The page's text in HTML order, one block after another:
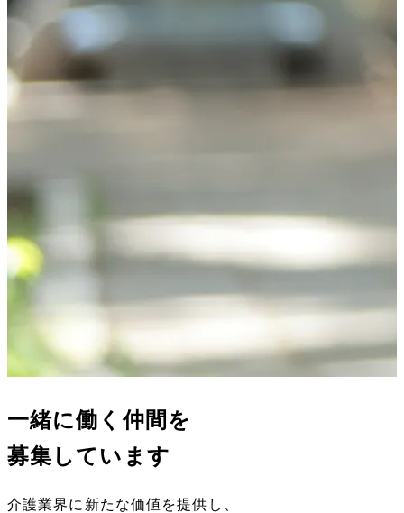
一緒に働く仲間を
募集しています
介護業界に新たな価値を提供し、